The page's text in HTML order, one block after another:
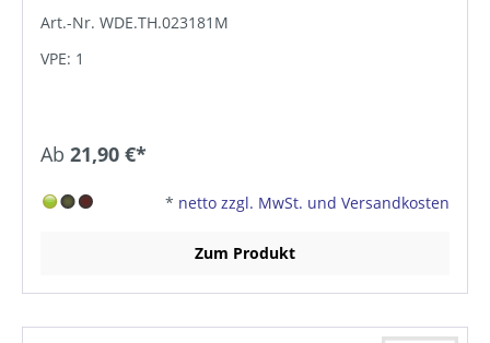
Art.-Nr. WDE.TH.023181M
VPE: 1
Ab 21,90 €*
* netto zzgl. MwSt. und Versandkosten
Zum Produkt